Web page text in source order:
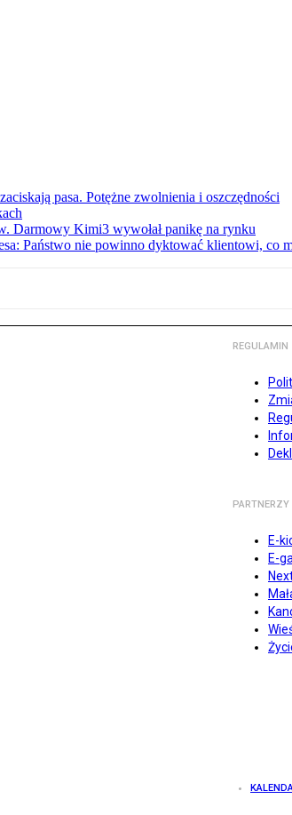
pasa. Potężne zwolnienia i oszczędności
Darmowy Kimi3 wywołał panikę na rynku
Państwo nie powinno dyktować klientowi, co
REGULAMIN
PARTNERZY
E-
E-